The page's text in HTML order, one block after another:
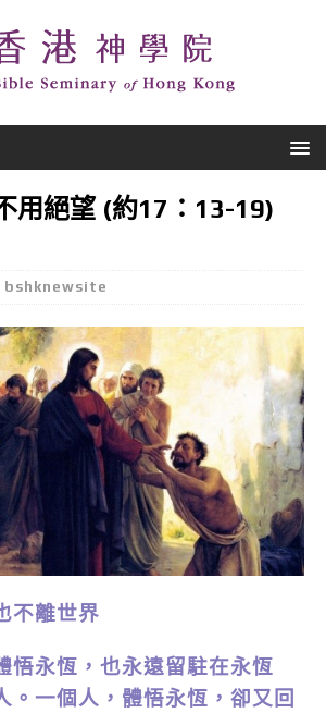
用絕望 (約17：13-19)
bshknewsite
不離世界
永恆，也永遠留駐在永恆
。一個人，體悟永恆，卻又回